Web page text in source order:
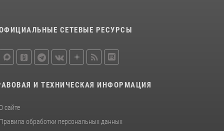
СЕТЕВЫЕ РЕСУРСЫ
И ТЕХНИЧЕСКАЯ ИНФОРМАЦИЯ
О сайте
Правила обработки персональных данных